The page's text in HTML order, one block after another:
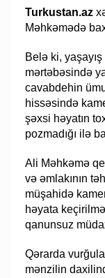
Turkustan.az
Məhkəmədə
Belə ki,
mərtəbəsində
cavabdehin
hissəsində
şəxsi həyatın
pozmadığı ilə
Ali Məhkəmə
və əmlakının
müşahidə
həyata
qanunsuz
Qərarda
mənzilin